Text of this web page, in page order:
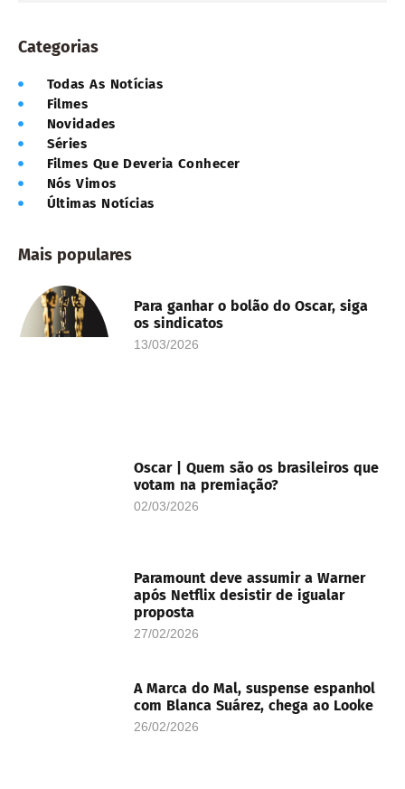
Categorias
Todas As Notícias
Filmes
Novidades
Séries
Filmes Que Deveria Conhecer
Nós Vimos
Últimas Notícias
Mais populares
Para ganhar o bolão do Oscar, siga
os sindicatos
13/03/2026
Oscar | Quem são os brasileiros que
votam na premiação?
02/03/2026
Paramount deve assumir a Warner
após Netflix desistir de igualar
proposta
27/02/2026
A Marca do Mal, suspense espanhol
com Blanca Suárez, chega ao Looke
26/02/2026